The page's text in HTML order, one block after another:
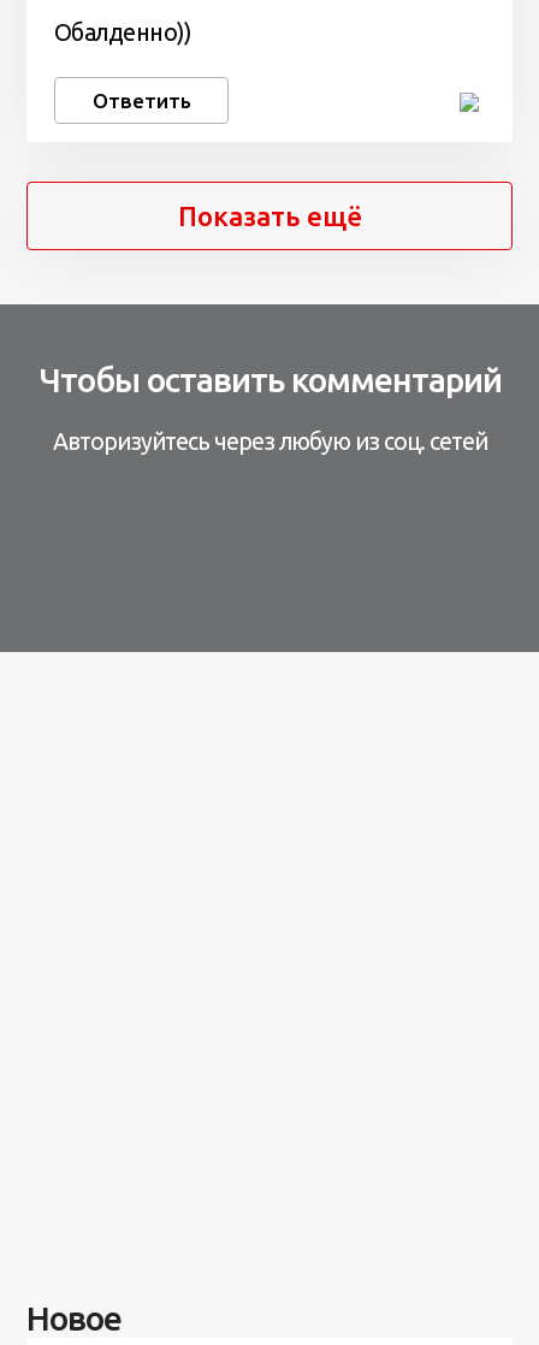
Обалденно))
Ответить
Показать ещё
Чтобы оставить комментарий
Авторизуйтесь через любую из соц. сетей
Новое